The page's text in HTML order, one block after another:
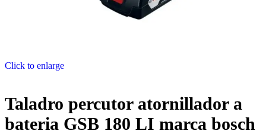
Click to enlarge
Taladro percutor atornillador a
bateria GSB 180 LI marca bosch